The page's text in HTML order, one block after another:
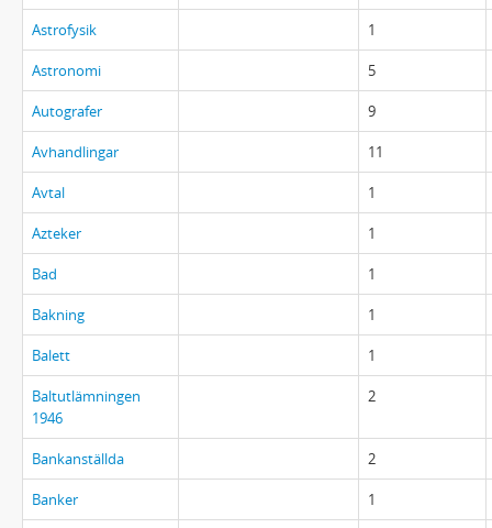
Astrofysik 1
Astronomi 5
Autografer 9
Avhandlingar 11
Avtal 1
Azteker 1
Bad 1
Bakning 1
Balett 1
Baltutlämningen
1946
2
Bankanställda 2
Banker 1